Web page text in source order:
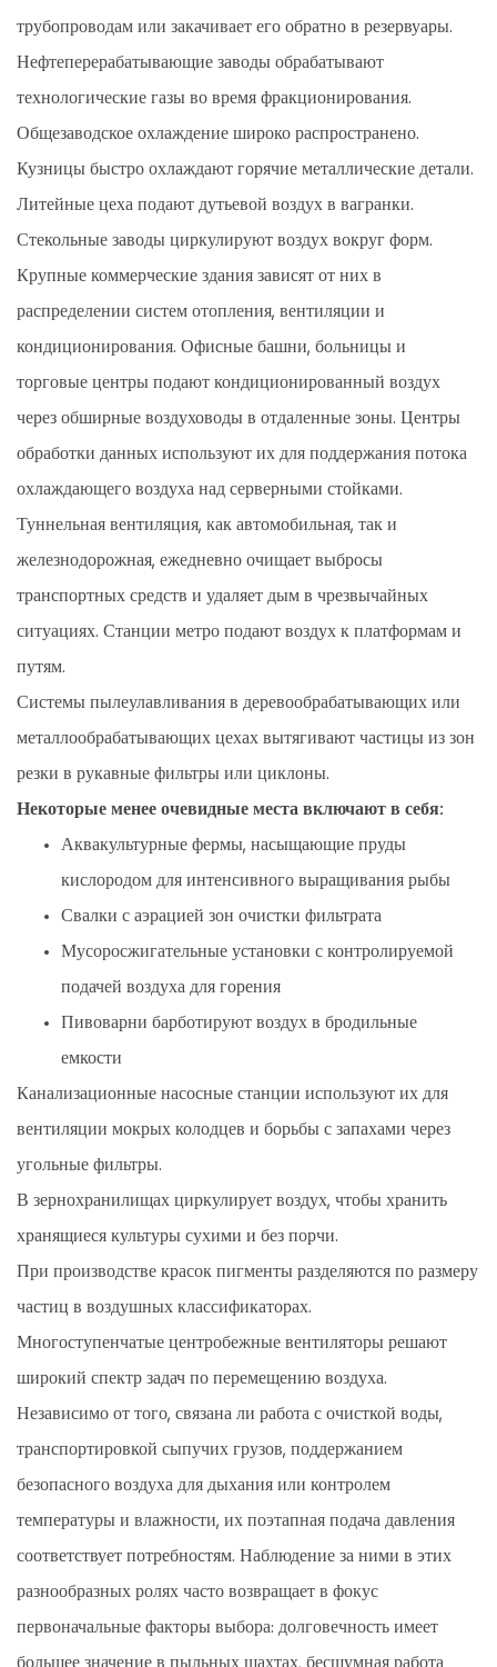
трубопроводам или закачивает его обратно в резервуары.
Нефтеперерабатывающие заводы обрабатывают
технологические газы во время фракционирования.
Общезаводское охлаждение широко распространено.
Кузницы быстро охлаждают горячие металлические детали.
Литейные цеха подают дутьевой воздух в вагранки.
Стекольные заводы циркулируют воздух вокруг форм.
Крупные коммерческие здания зависят от них в
распределении систем отопления, вентиляции и
кондиционирования. Офисные башни, больницы и
торговые центры подают кондиционированный воздух
через обширные воздуховоды в отдаленные зоны. Центры
обработки данных используют их для поддержания потока
охлаждающего воздуха над серверными стойками.
Туннельная вентиляция, как автомобильная, так и
железнодорожная, ежедневно очищает выбросы
транспортных средств и удаляет дым в чрезвычайных
ситуациях. Станции метро подают воздух к платформам и
путям.
Системы пылеулавливания в деревообрабатывающих или
металлообрабатывающих цехах вытягивают частицы из зон
резки в рукавные фильтры или циклоны.
Некоторые менее очевидные места включают в себя:
Аквакультурные фермы, насыщающие пруды
кислородом для интенсивного выращивания рыбы
Свалки с аэрацией зон очистки фильтрата
Мусоросжигательные установки с контролируемой
подачей воздуха для горения
Пивоварни барботируют воздух в бродильные
емкости
Канализационные насосные станции используют их для
вентиляции мокрых колодцев и борьбы с запахами через
угольные фильтры.
В зернохранилищах циркулирует воздух, чтобы хранить
хранящиеся культуры сухими и без порчи.
При производстве красок пигменты разделяются по размеру
частиц в воздушных классификаторах.
Многоступенчатые центробежные вентиляторы решают
широкий спектр задач по перемещению воздуха.
Независимо от того, связана ли работа с очисткой воды,
транспортировкой сыпучих грузов, поддержанием
безопасного воздуха для дыхания или контролем
температуры и влажности, их поэтапная подача давления
соответствует потребностям. Наблюдение за ними в этих
разнообразных ролях часто возвращает в фокус
первоначальные факторы выбора: долговечность имеет
большее значение в пыльных шахтах, бесшумная работа